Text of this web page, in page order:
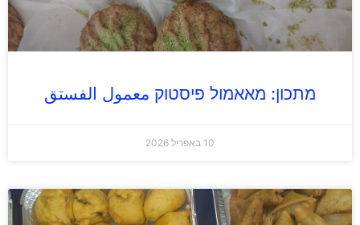
מתכון: מאאמול פיסטוק معمول الفستق
10 באפריל 2026